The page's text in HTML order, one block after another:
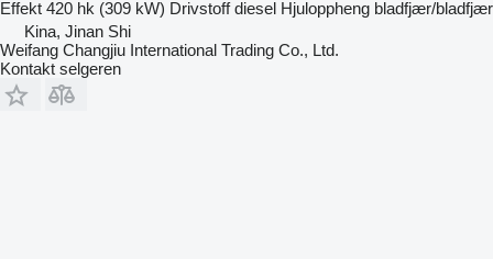
Effekt 420 hk (309 kW) Drivstoff diesel Hjuloppheng bladfjær/bladfjær
Kina, Jinan Shi
Weifang Changjiu International Trading Co., Ltd.
Kontakt selgeren